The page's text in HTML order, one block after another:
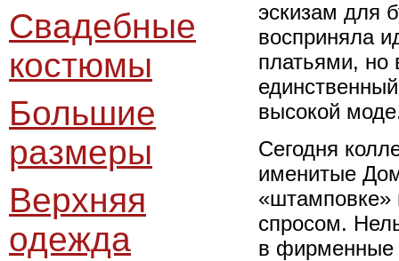
эскизам для
восприняла
платьями, но
высокой
Сегодня
именитые
«штамповке»
спросом.
в фирменные
Свадебные
костюмы
Большие
размеры
Верхняя
одежда